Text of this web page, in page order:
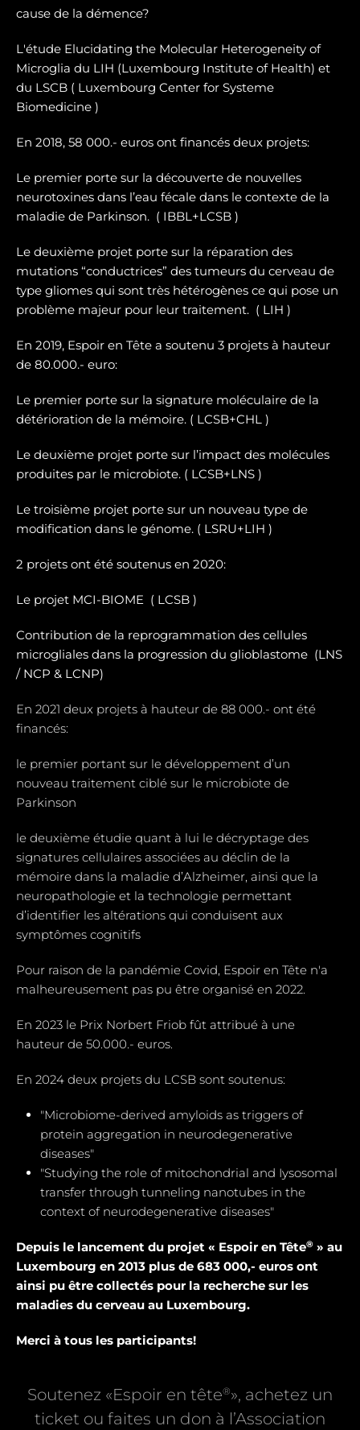
cause de la démence?
L'étude Elucidating the Molecular Heterogeneity of
Microglia du LIH (Luxembourg Institute of Health) et
du LSCB ( Luxembourg Center for Systeme
Biomedicine )
En 2018, 58 000.- euros ont financés deux projets:
Le premier porte sur la découverte de nouvelles
neurotoxines dans l’eau fécale dans le contexte de la
maladie de Parkinson. ( IBBL+LCSB )
Le deuxième projet porte sur la réparation des
mutations “conductrices” des tumeurs du cerveau de
type gliomes qui sont très hétérogènes ce qui pose un
problème majeur pour leur traitement. ( LIH )
En 2019, Espoir en Tête a soutenu 3 projets à hauteur
de 80.000.- euro:
Le premier porte sur la signature moléculaire de la
détérioration de la mémoire. ( LCSB+CHL )
Le deuxième projet porte sur l’impact des molécules
produites par le microbiote. ( LCSB+LNS )
Le troisième projet porte sur un nouveau type de
modification dans le génome. ( LSRU+LIH )
2 projets ont été soutenus en 2020:
Le projet MCI-BIOME ( LCSB )
Contribution de la reprogrammation des cellules
microgliales dans la progression du glioblastome (LNS
/ NCP & LCNP)
En 2021 deux projets à hauteur de 88 000.- ont été
financés:
le premier portant sur le développement d’un
nouveau traitement ciblé sur le microbiote de
Parkinson
le deuxième étudie quant à lui le décryptage des
signatures cellulaires associées au déclin de la
mémoire dans la maladie d’Alzheimer, ainsi que la
neuropathologie et la technologie permettant
d’identifier les altérations qui conduisent aux
symptômes cognitifs
Pour raison de la pandémie Covid, Espoir en Tête n'a
malheureusement pas pu être organisé en 2022.
En 2023 le Prix Norbert Friob fût attribué à une
hauteur de 50.000.- euros.
En 2024 deux projets du LCSB sont soutenus:
"Microbiome-derived amyloids as triggers of
protein aggregation in neurodegenerative
diseases"
"Studying the role of mitochondrial and Iysosomal
transfer through tunneling nanotubes in the
context of neurodegenerative diseases"
Depuis le lancement du projet « Espoir en Tête® » au
Luxembourg en 2013 plus de 683 000,- euros ont
ainsi pu être collectés pour la recherche sur les
maladies du cerveau au Luxembourg.
Merci à tous les participants!
Soutenez «Espoir en tête®», achetez un
ticket ou faites un don à l’Association